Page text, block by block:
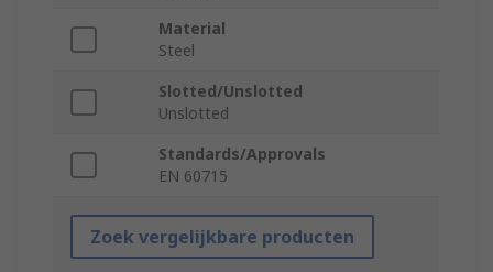
Material
Steel
Slotted/Unslotted
Unslotted
Standards/Approvals
EN 60715
Zoek vergelijkbare producten